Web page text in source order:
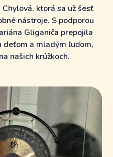
ktorá sa už šesť
nástroje. S podporou
Gliganiča prepojila
deťom a mladým ľuďom,
našich krúžkoch.